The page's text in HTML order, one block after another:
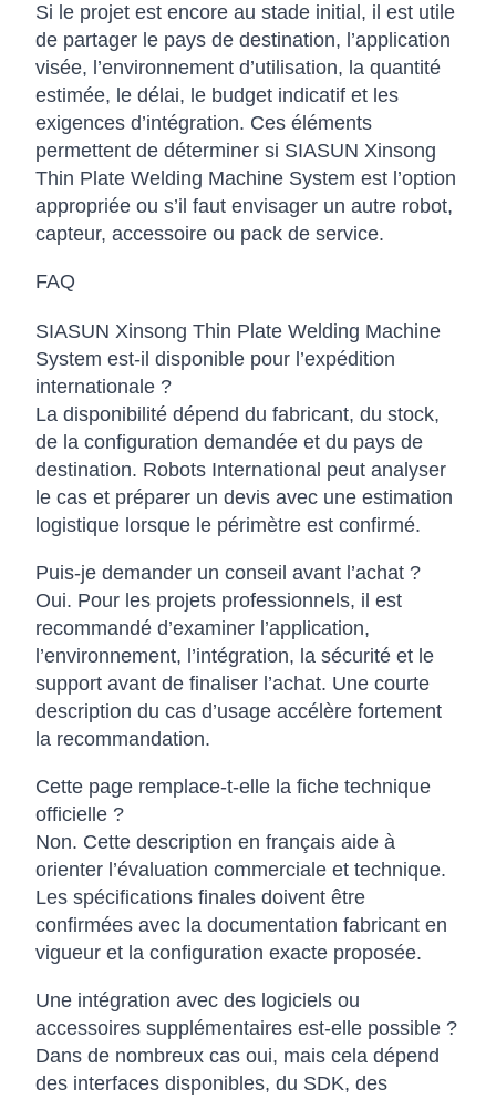
Si le projet est encore au stade initial, il est utile
de partager le pays de destination, l’application
visée, l’environnement d’utilisation, la quantité
estimée, le délai, le budget indicatif et les
exigences d’intégration. Ces éléments
permettent de déterminer si SIASUN Xinsong
Thin Plate Welding Machine System est l’option
appropriée ou s’il faut envisager un autre robot,
capteur, accessoire ou pack de service.
FAQ
SIASUN Xinsong Thin Plate Welding Machine
System est-il disponible pour l’expédition
internationale ?
La disponibilité dépend du fabricant, du stock,
de la configuration demandée et du pays de
destination. Robots International peut analyser
le cas et préparer un devis avec une estimation
logistique lorsque le périmètre est confirmé.
Puis-je demander un conseil avant l’achat ?
Oui. Pour les projets professionnels, il est
recommandé d’examiner l’application,
l’environnement, l’intégration, la sécurité et le
support avant de finaliser l’achat. Une courte
description du cas d’usage accélère fortement
la recommandation.
Cette page remplace-t-elle la fiche technique
officielle ?
Non. Cette description en français aide à
orienter l’évaluation commerciale et technique.
Les spécifications finales doivent être
confirmées avec la documentation fabricant en
vigueur et la configuration exacte proposée.
Une intégration avec des logiciels ou
accessoires supplémentaires est-elle possible ?
Dans de nombreux cas oui, mais cela dépend
des interfaces disponibles, du SDK, des